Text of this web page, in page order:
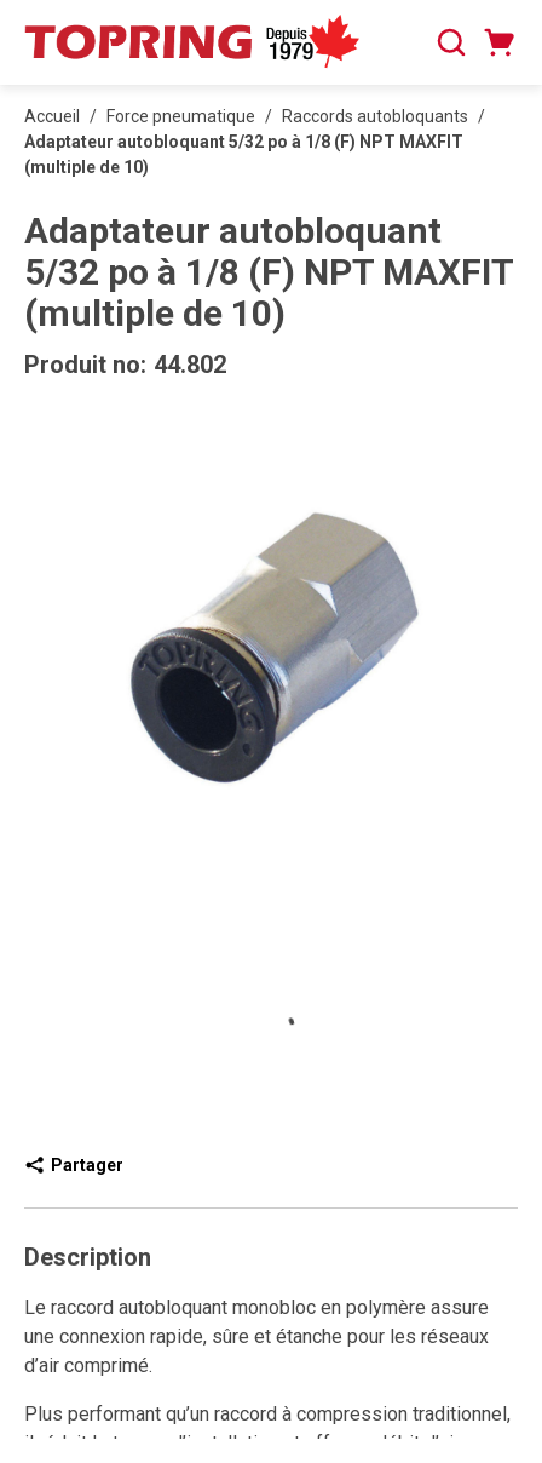
PASSER AU CONTENU PRINCIPAL
Recherche
Accueil / Force pneumatique / Raccords autobloquants /
Adaptateur autobloquant 5/32 po à 1/8 (F) NPT MAXFIT
(multiple de 10)
Adaptateur autobloquant
5/32 po à 1/8 (F) NPT MAXFIT
(multiple de 10)
Produit no: 44.802
Partager
Description
Le raccord autobloquant monobloc en polymère assure
une connexion rapide, sûre et étanche pour les réseaux
d’air comprimé.
Plus performant qu’un raccord à compression traditionnel,
il réduit le temps d’installation et offre un débit d’air